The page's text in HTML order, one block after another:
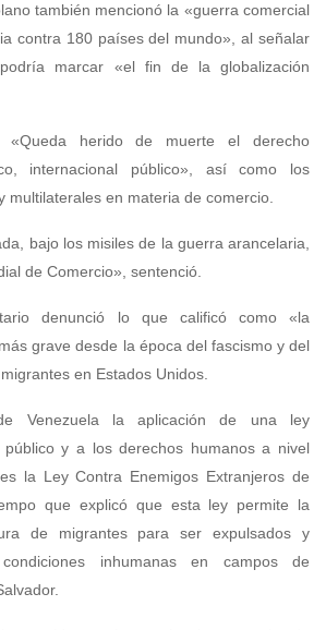
también mencionó la «guerra comercial
contra 180 países del mundo», al señalar
marcar «el fin de la globalización
«Queda herido de muerte el derecho
internacional público», así como los
multilaterales en materia de comercio.
bajo los misiles de la guerra arancelaria,
de Comercio», sentenció.
denunció lo que calificó como «la
grave desde la época del fascismo y del
en Estados Unidos.
Venezuela la aplicación de una ley
y a los derechos humanos a nivel
la Ley Contra Enemigos Extranjeros de
que explicó que esta ley permite la
de migrantes para ser expulsados y
inhumanas en campos de